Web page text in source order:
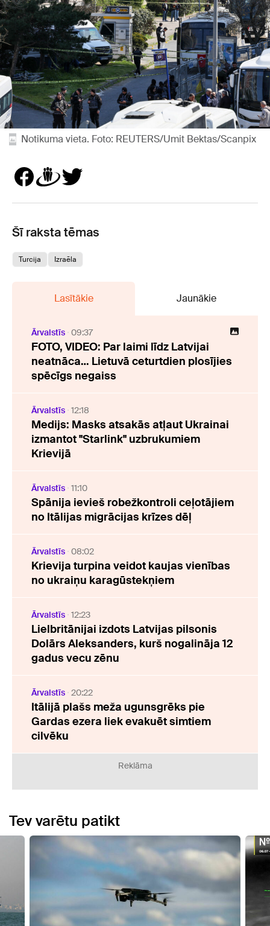
Notikuma vieta. Foto: REUTERS/Umit Bektas/Scanpix
Šī raksta tēmas
Turcija Izraēla
Lasītākie Jaunākie
Ārvalstīs 09:37
FOTO, VIDEO: Par laimi līdz Latvijai
neatnāca… Lietuvā ceturtdien plosījies
spēcīgs negaiss
Ārvalstīs 12:18
Medijs: Masks atsakās atļaut Ukrainai
izmantot "Starlink" uzbrukumiem
Krievijā
Ārvalstīs 11:10
Spānija ievieš robežkontroli ceļotājiem
no Itālijas migrācijas krīzes dēļ
Ārvalstīs 08:02
Krievija turpina veidot kaujas vienības
no ukraiņu karagūstekņiem
Ārvalstīs 12:23
Lielbritānijai izdots Latvijas pilsonis
Dolārs Aleksanders, kurš nogalināja 12
gadus vecu zēnu
Ārvalstīs 20:22
Itālijā plašs meža ugunsgrēks pie
Gardas ezera liek evakuēt simtiem
cilvēku
Reklāma
Tev varētu patikt